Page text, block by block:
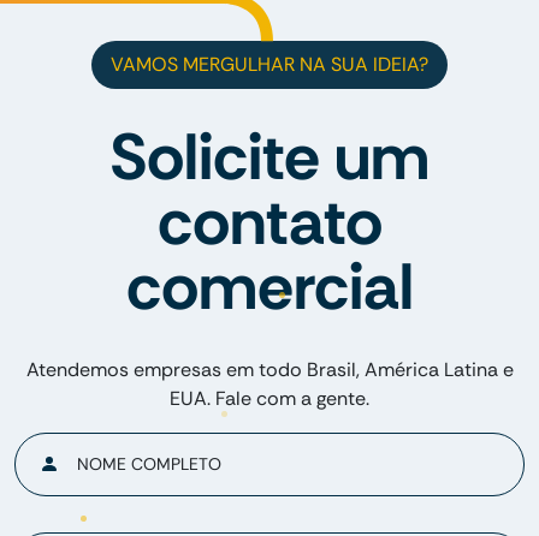
VAMOS MERGULHAR NA SUA IDEIA?
Solicite um
contato
comercial
Atendemos empresas em todo Brasil, América Latina e
EUA. Fale com a gente.
NOME COMPLETO